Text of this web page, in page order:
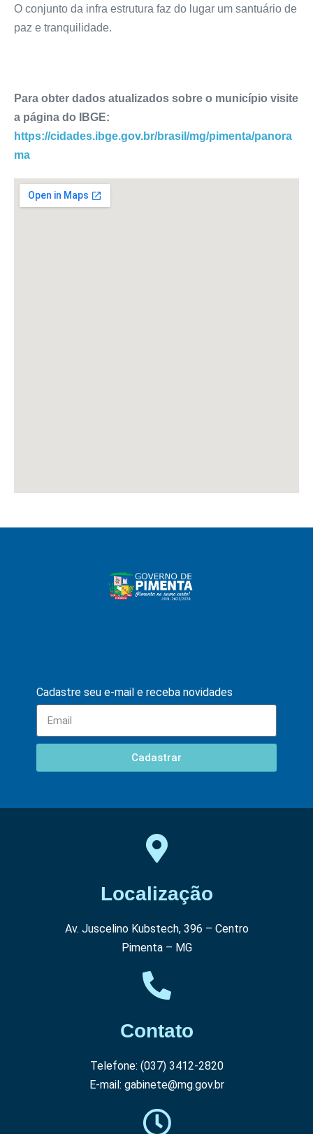
O conjunto da infra estrutura faz do lugar um santuário de
paz e tranquilidade.
Para obter dados atualizados sobre o município visite
a página do IBGE:
https://cidades.ibge.gov.br/brasil/mg/pimenta/panora
ma
Cadastre seu e-mail e receba novidades
Cadastrar
Localização
Av. Juscelino Kubstech, 396 – Centro
Pimenta – MG
Contato
Telefone: (037) 3412-2820
E-mail: gabinete@mg.gov.br